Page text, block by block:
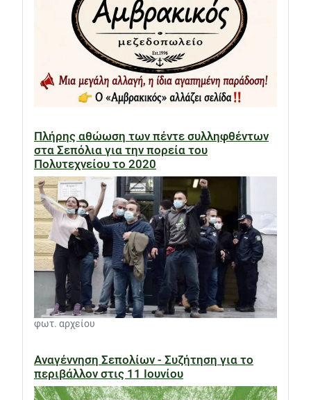
Πλήρης αθώωση των πέντε συλληφθέντων
στα Σεπόλια για την πορεία του
Πολυτεχνείου το 2020
φωτ. αρχείου
Αναγέννηση Σεπολίων - Συζήτηση για το
περιβάλλον στις 11 Ιουνίου